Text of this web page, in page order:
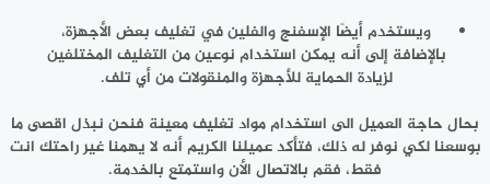
ويستخدم أيضًا الإسفنج والفلين في تغليف بعض الأجهزة،
بالإضافة إلى أنه يمكن استخدام نوعين من التغليف المختلفين
لزيادة الحماية للأجهزة والمنقولات من أي تلف.
بحال حاجة العميل الى استخدام مواد تغليف معينة فنحن نبذل اقصى ما
بوسعنا لكي نوفر له ذلك، فتأكد عميلنا الكريم أنه لا يهمنا غير راحتك انت
فقط، فقم بالاتصال الأن واستمتع بالخدمة.